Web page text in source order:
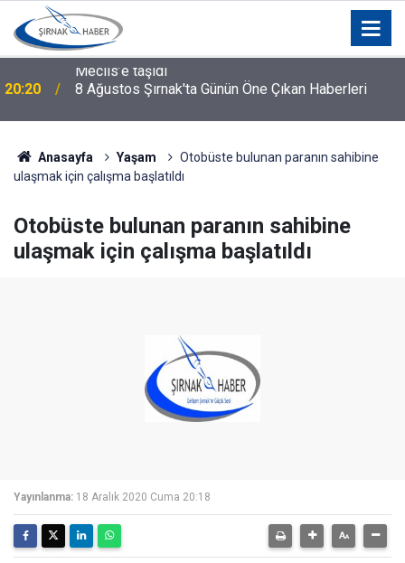
20:20 8 Ağustos Şırnak'ta Günün Öne Çıkan Haberleri
Anasayfa Yaşam
Otobüste bulunan paranın sahibine
ulaşmak için çalışma başlatıldı
Otobüste bulunan paranın sahibine
ulaşmak için çalışma başlatıldı
Yayınlanma: 18 Aralık 2020 Cuma 20:18